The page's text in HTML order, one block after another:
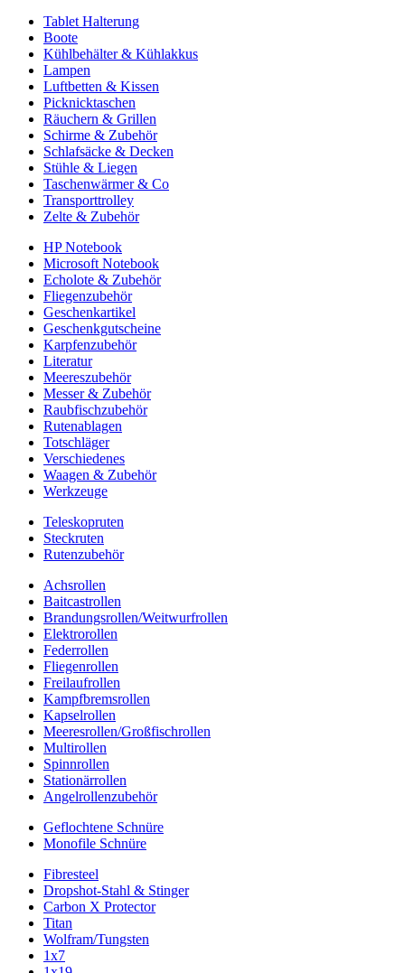
Tablet Halterung
Boote
Kühlbehälter & Kühlakkus
Lampen
Luftbetten & Kissen
Picknicktaschen
Räuchern & Grillen
Schirme & Zubehör
Schlafsäcke & Decken
Stühle & Liegen
Taschenwärmer & Co
Transporttrolley
Zelte & Zubehör
HP Notebook
Microsoft Notebook
Echolote & Zubehör
Fliegenzubehör
Geschenkartikel
Geschenkgutscheine
Karpfenzubehör
Literatur
Meereszubehör
Messer & Zubehör
Raubfischzubehör
Rutenablagen
Totschläger
Verschiedenes
Waagen & Zubehör
Werkzeuge
Teleskopruten
Steckruten
Rutenzubehör
Achsrollen
Baitcastrollen
Brandungsrollen/Weitwurfrollen
Elektrorollen
Federrollen
Fliegenrollen
Freilaufrollen
Kampfbremsrollen
Kapselrollen
Meeresrollen/Großfischrollen
Multirollen
Spinnrollen
Stationärrollen
Angelrollenzubehör
Geflochtene Schnüre
Monofile Schnüre
Fibresteel
Dropshot-Stahl & Stinger
Carbon X Protector
Titan
Wolfram/Tungsten
1x7